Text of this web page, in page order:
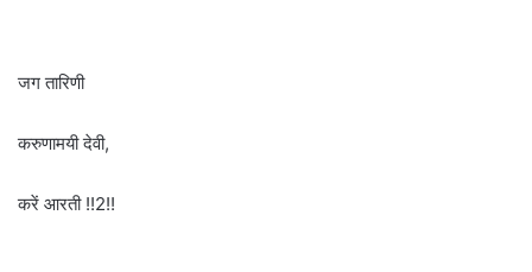
जग तारिणी
करुणामयी देवी,
करें आरती !!2!!